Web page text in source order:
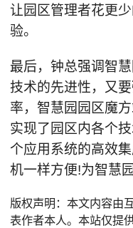
让园区管理者花更
验。
最后，钟总强调智
技术的先进性，又
率，智慧园园区魔
实现了园区内各个
个应用系统的高效
机一样方便!为智慧
版权声明：本文内容由
表作者本人。本站仅提